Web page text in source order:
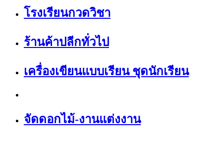
โรงเรียนกวดวิชา
ร้านค้าปลีกทั่วไป
เครื่องเขียนแบบเรียน ชุดนักเรียน
จัดดอกไม้-งานแต่งงาน